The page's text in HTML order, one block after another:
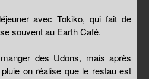
avec Tokiko, qui fait de
souvent au Earth Café.
des Udons, mais après
on réalise que le restau est